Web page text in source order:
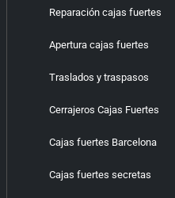
Reparación cajas fuertes
Apertura cajas fuertes
Traslados y traspasos
Cerrajeros Cajas Fuertes
Cajas fuertes Barcelona
Cajas fuertes secretas